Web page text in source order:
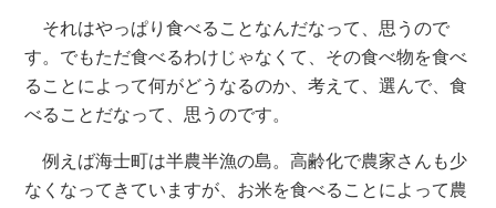
それはやっぱり食べることなんだなって、思うので
す。でもただ食べるわけじゃなくて、その食べ物を食べ
ることによって何がどうなるのか、考えて、選んで、食
べることだなって、思うのです。
例えば海士町は半農半漁の島。高齢化で農家さんも少
なくなってきていますが、お米を食べることによって農